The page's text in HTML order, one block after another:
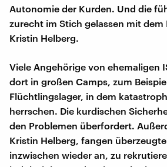
Autonomie der Kurden. Und die
zurecht im Stich gelassen mit dem
Kristin Helberg.
Viele Angehörige von ehemaligen
dort in großen Camps, zum
Flüchtlingslager, in dem
herrschen. Die kurdischen
den Problemen überfordert.
Kristin Helberg, fangen
inzwischen wieder an, zu